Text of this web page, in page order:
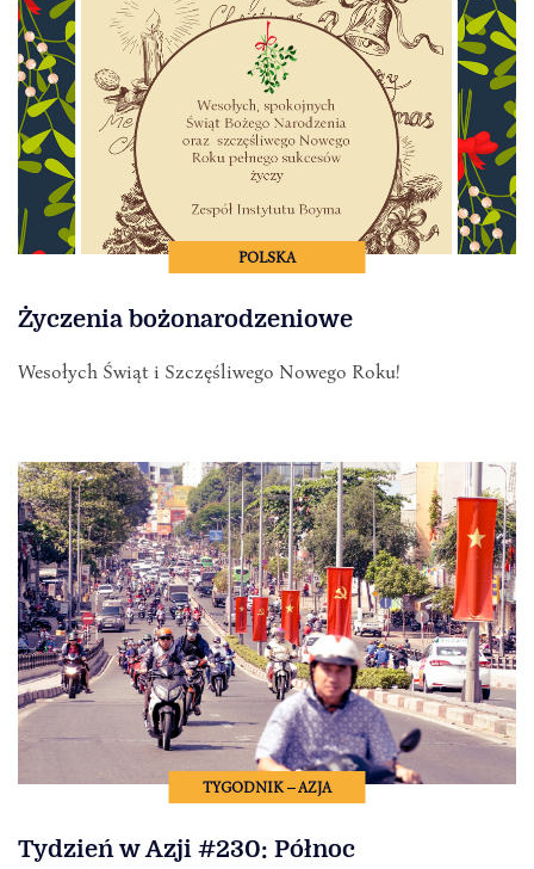
POLSKA
Życzenia bożonarodzeniowe
Wesołych Świąt i Szczęśliwego Nowego Roku!
TYGODNIK – AZJA
Tydzień w Azji #230: Północ